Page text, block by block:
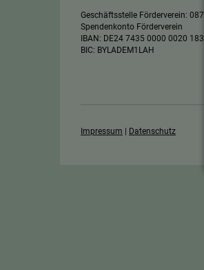
Geschäftsstelle Förderverein:
Spendenkonto Förderverein
IBAN: DE24 7435 0000 0020
BIC: BYLADEM1LAH
Impressum Datenschutz